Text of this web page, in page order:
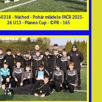
- Náchod - Pohár mládeže FAČR 2025-
26 U13 - Planeo Cup - ©PR - 165